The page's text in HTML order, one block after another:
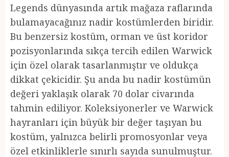
Legends dünyasında artık mağaza raflarında
bulamayacağınız nadir kostümlerden biridir.
Bu benzersiz kostüm, orman ve üst koridor
pozisyonlarında sıkça tercih edilen Warwick
için özel olarak tasarlanmıştır ve oldukça
dikkat çekicidir. Şu anda bu nadir kostümün
değeri yaklaşık olarak 70 dolar civarında
tahmin ediliyor. Koleksiyonerler ve Warwick
hayranları için büyük bir değer taşıyan bu
kostüm, yalnızca belirli promosyonlar veya
özel etkinliklerle sınırlı sayıda sunulmuştur.